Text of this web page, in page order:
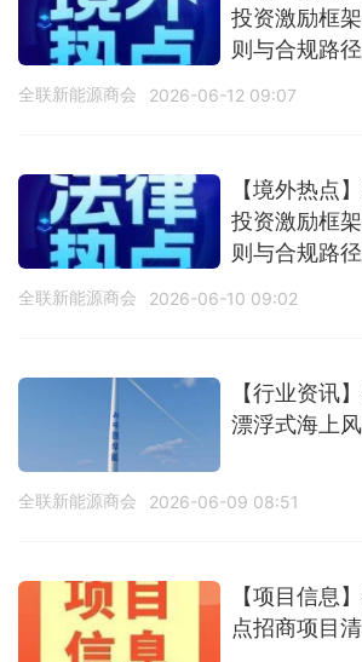
投资激励框
则与合规路
全联新能源商会 2026-06-12 09:07
【境外热点
投资激励框
则与合规路
全联新能源商会 2026-06-10 09:02
【行业资讯
漂浮式海上
全联新能源商会 2026-06-09 08:51
【项目信息
点招商项目